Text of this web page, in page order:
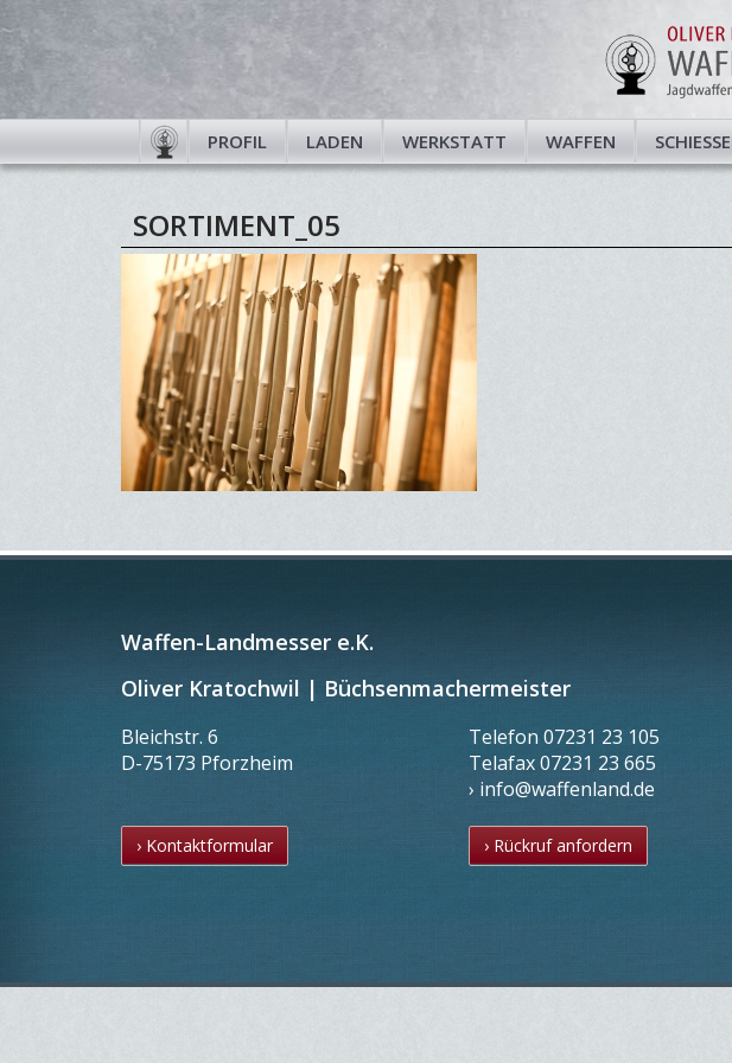
PROFIL LADEN WERKSTATT WAFFEN SCHIESSEN
SORTIMENT_05
Waffen-Landmesser e.K.
Oliver Kratochwil | Büchsenmachermeister
Bleichstr. 6
D-75173 Pforzheim
Telefon 07231 23 105
Telafax07231 23 665
› info@waffenland.de
› Kontaktformular › Rückruf anfordern